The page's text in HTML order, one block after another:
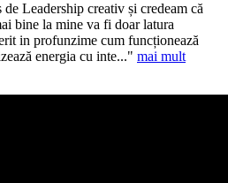
Leadership creativ și credeam că
bine la mine va fi doar latura
in profunzime cum funcționează
energia cu inte..." mai mult